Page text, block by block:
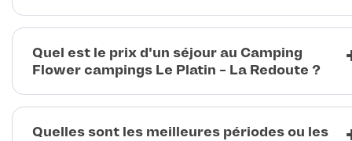
Quel est le prix d'un séjour au Camping
Flower campings Le Platin - La Redoute ?
Quelles sont les meilleures périodes ou les